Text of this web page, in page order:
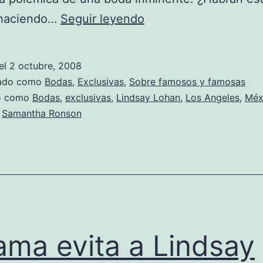
Seguir leyendo
tajo
2 octubre, 2008
como Bodas, Exclusivas, Sobre famosos y famosas
como Bodas, exclusivas, Lindsay Lohan, Los Angeles,
Samantha Ronson
evita a Lindsay